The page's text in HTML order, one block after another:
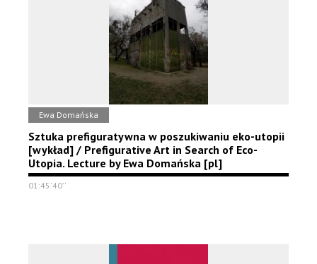
Ewa Domańska
Sztuka prefiguratywna w poszukiwaniu eko-utopii
[wykład] / Prefigurative Art in Search of Eco-
Utopia. Lecture by Ewa Domańska [pl]
01:45'40''